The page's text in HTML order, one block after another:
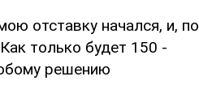
отставку начался, и, по
только будет 150 -
решению